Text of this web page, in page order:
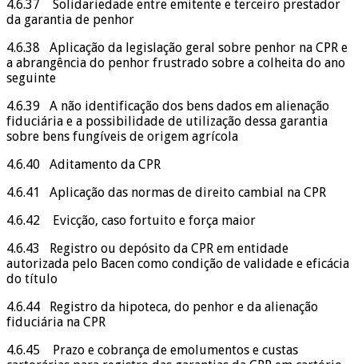
4.6.37 Solidariedade entre emitente e terceiro prestador
da garantia de penhor
4.6.38 Aplicação da legislação geral sobre penhor na CPR e
a abrangência do penhor frustrado sobre a colheita do ano
seguinte
4.6.39 A não identificação dos bens dados em alienação
fiduciária e a possibilidade de utilização dessa garantia
sobre bens fungíveis de origem agrícola
4.6.40 Aditamento da CPR
4.6.41 Aplicação das normas de direito cambial na CPR
4.6.42 Evicção, caso fortuito e força maior
4.6.43 Registro ou depósito da CPR em entidade
autorizada pelo Bacen como condição de validade e eficácia
do título
4.6.44 Registro da hipoteca, do penhor e da alienação
fiduciária na CPR
4.6.45 Prazo e cobrança de emolumentos e custas